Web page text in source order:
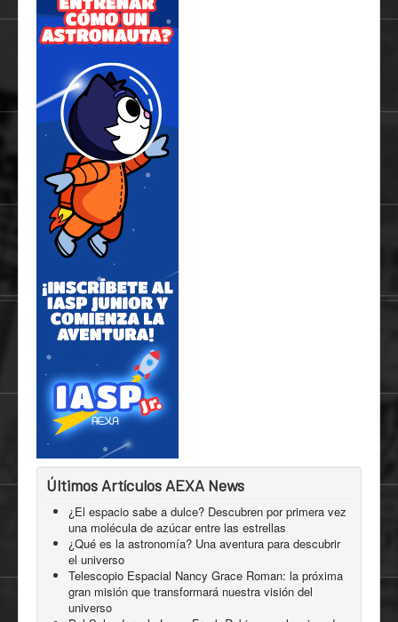
Últimos Artículos AEXA News
¿El espacio sabe a dulce? Descubren por primera vez
una molécula de azúcar entre las estrellas
¿Qué es la astronomía? Una aventura para descubrir
el universo
Telescopio Espacial Nancy Grace Roman: la próxima
gran misión que transformará nuestra visión del
universo